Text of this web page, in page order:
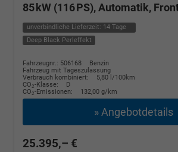
85 kW (116 PS), Automatik,
unverbindliche Lieferzeit: 14 Tage
Deep Black Perleffekt
Fahrzeugnr.: 506168
Benzin
Fahrzeug mit Tageszulassung
Verbrauch kombiniert:
5,80 l/100km
CO2-Klasse:
D
CO2-Emissionen: 132,00 g/km
» Angebotdetails
25.395,– €